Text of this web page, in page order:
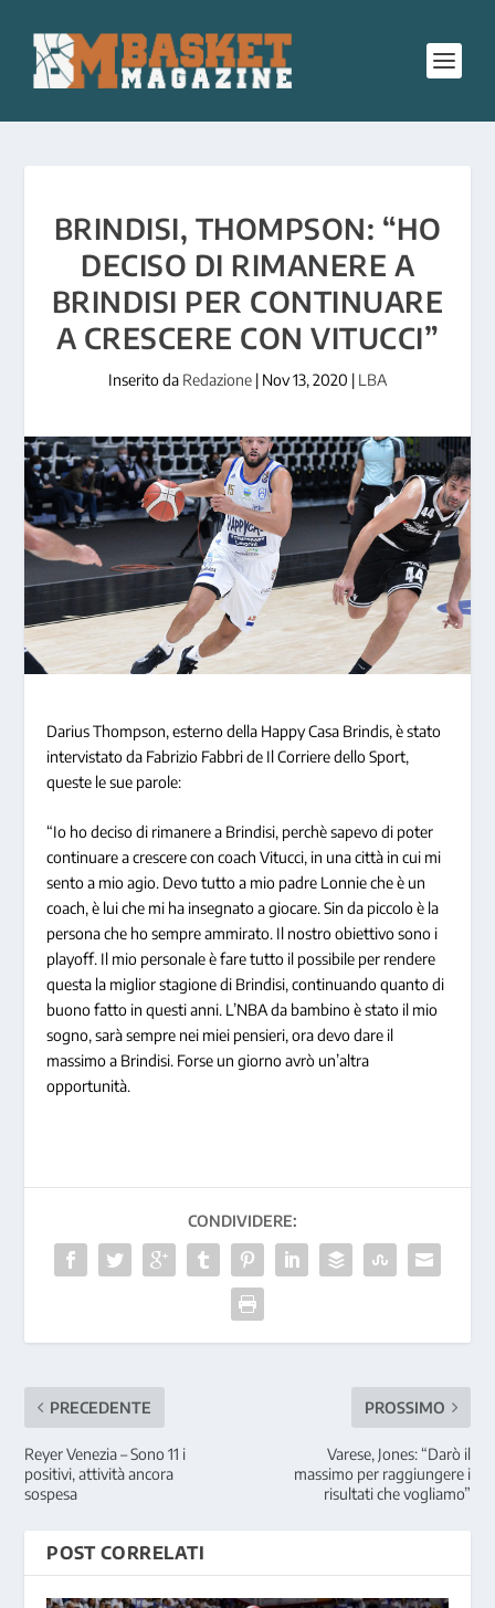
BRINDISI, THOMPSON: “HO
DECISO DI RIMANERE A
BRINDISI PER CONTINUARE
A CRESCERE CON VITUCCI”
Inserito da Redazione | Nov 13, 2020 | LBA
Darius Thompson, esterno della Happy Casa Brindis, è stato
intervistato da Fabrizio Fabbri de Il Corriere dello Sport,
queste le sue parole:
“Io ho deciso di rimanere a Brindisi, perchè sapevo di poter
continuare a crescere con coach Vitucci, in una città in cui mi
sento a mio agio. Devo tutto a mio padre Lonnie che è un
coach, è lui che mi ha insegnato a giocare. Sin da piccolo è la
persona che ho sempre ammirato. Il nostro obiettivo sono i
playoff. Il mio personale è fare tutto il possibile per rendere
questa la miglior stagione di Brindisi, continuando quanto di
buono fatto in questi anni. L’NBA da bambino è stato il mio
sogno, sarà sempre nei miei pensieri, ora devo dare il
massimo a Brindisi. Forse un giorno avrò un’altra
opportunità.
CONDIVIDERE:
PRECEDENTE
Reyer Venezia – Sono 11 i
positivi, attività ancora
sospesa
PROSSIMO
Varese, Jones: “Darò il
massimo per raggiungere i
risultati che vogliamo”
POST CORRELATI